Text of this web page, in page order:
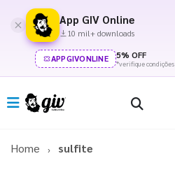
App GIV Online
10 mil+ downloads
APPGIVONLINE 5% OFF
*verifique condições
Home sulfite